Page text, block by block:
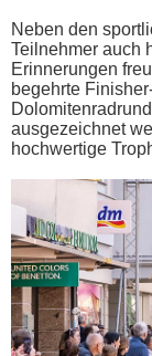
Neben den
Teilnehmer auch
Erinnerungen
begehrte
ausgezeichnet
hochwertige